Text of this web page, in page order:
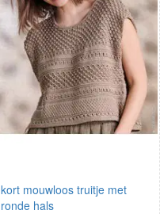
kort mouwloos truitje met
ronde hals